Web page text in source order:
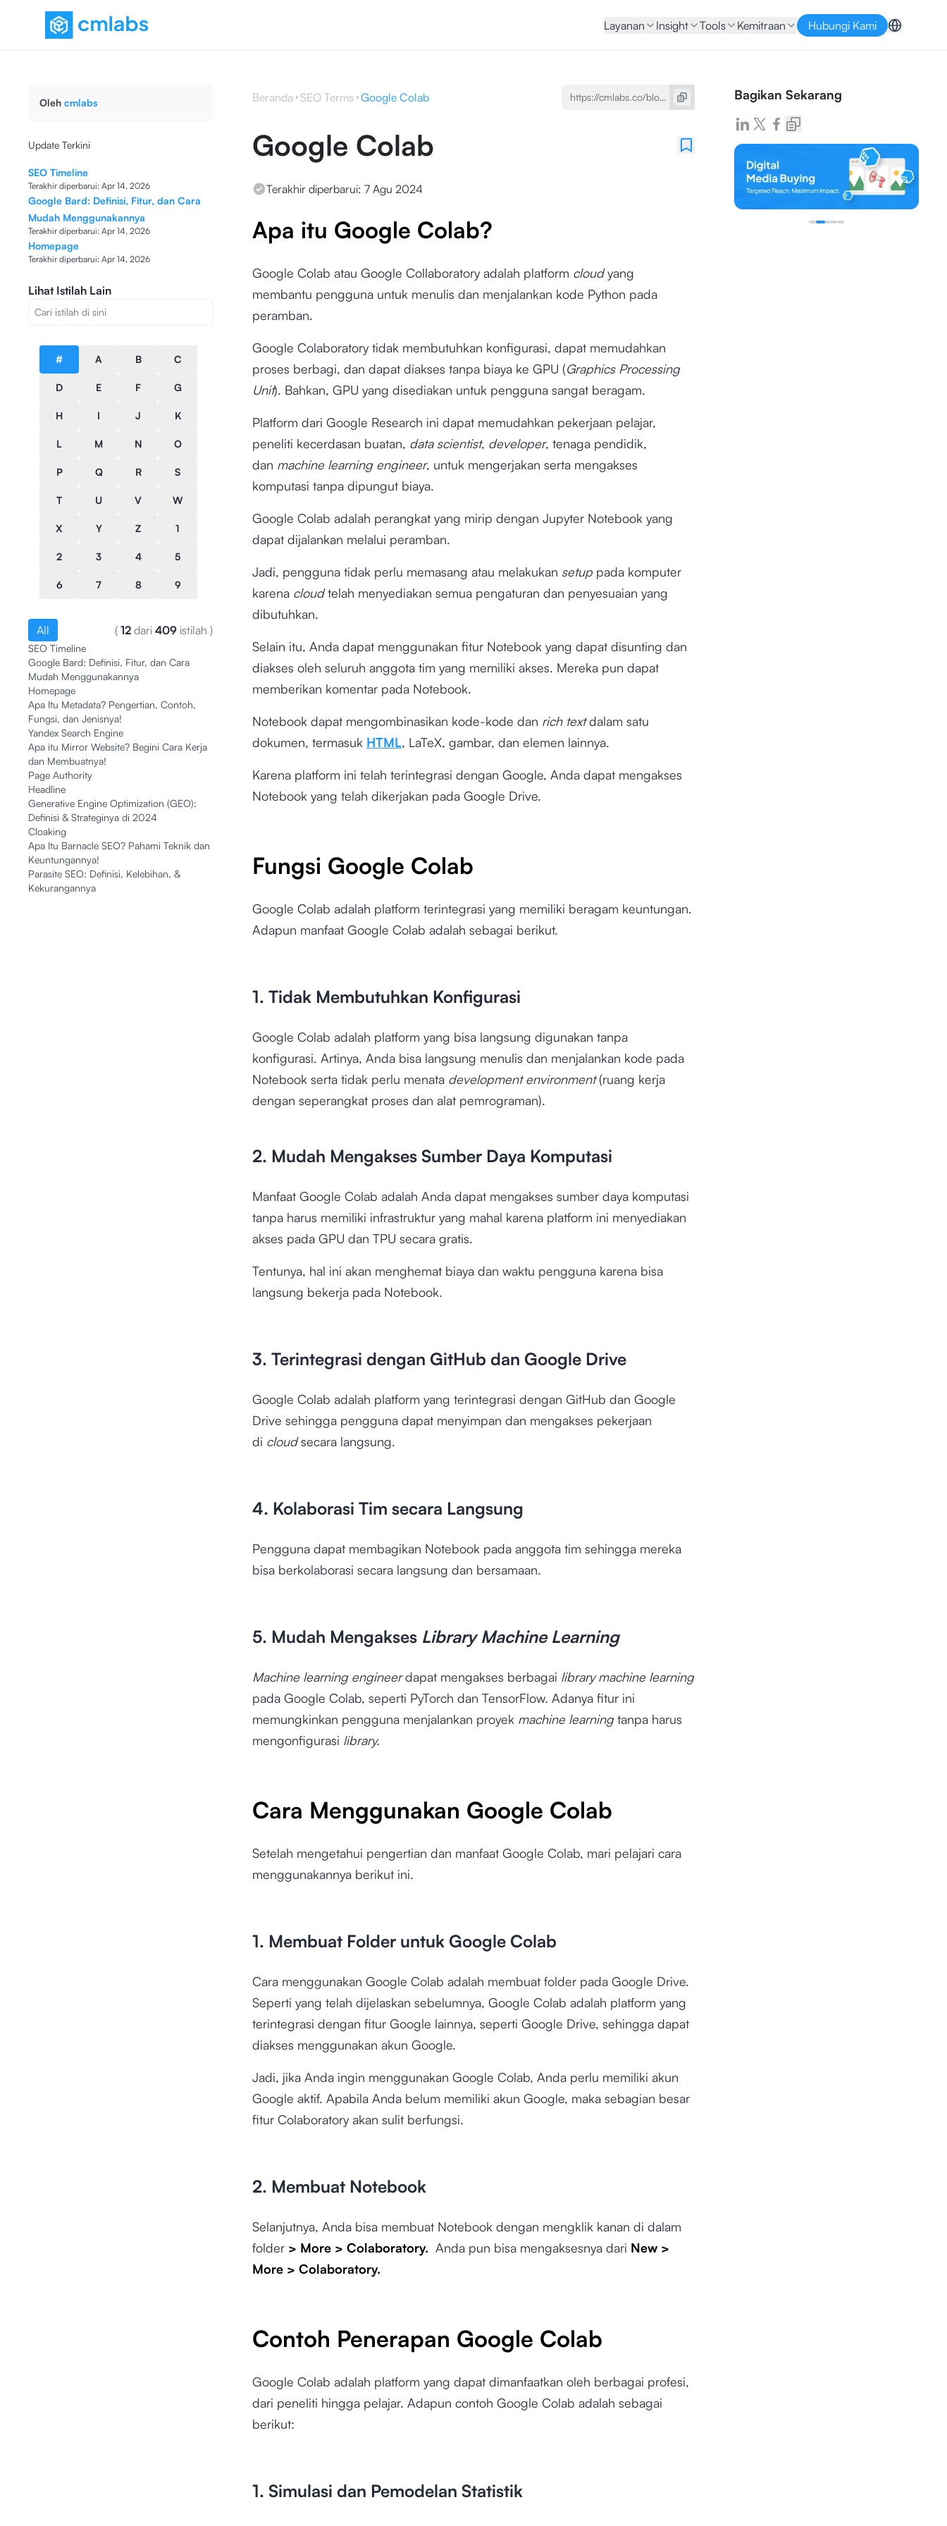
Layanan Insight Tools Kemitraan Hubungi Kami
Oleh cmlabs
Update Terkini
SEO Timeline
Terakhir diperbarui: Apr 14, 2026
Google Bard: Definisi, Fitur, dan Cara
Mudah Menggunakannya
Terakhir diperbarui: Apr 14, 2026
Homepage
Terakhir diperbarui: Apr 14, 2026
Lihat Istilah Lain
# A B C
D E F G
H I J K
L M N O
P Q R S
T U V W
X Y Z 1
2 3 4 5
6 7 8 9
All ( 12 dari 409 istilah )
SEO Timeline
Google Bard: Definisi, Fitur, dan Cara
Mudah Menggunakannya
Homepage
Apa Itu Metadata? Pengertian, Contoh,
Fungsi, dan Jenisnya!
Yandex Search Engine
Apa itu Mirror Website? Begini Cara Kerja
dan Membuatnya!
Page Authority
Headline
Generative Engine Optimization (GEO):
Definisi & Strateginya di 2024
Cloaking
Apa Itu Barnacle SEO? Pahami Teknik dan
Keuntungannya!
Parasite SEO: Definisi, Kelebihan, &
Kekurangannya
Beranda SEO Terms Google Colab
Google Colab
Terakhir diperbarui: 7 Agu 2024
Apa itu Google Colab?
Google Colab atau Google Collaboratory adalah platform cloudyang
membantu pengguna untuk menulis dan menjalankan kode Python pada
peramban.
Google Colaboratory tidak membutuhkan konfigurasi, dapat memudahkan
proses berbagi, dan dapat diakses tanpa biaya ke GPU (Graphics Processing
Unit). Bahkan, GPU yang disediakan untuk pengguna sangat beragam.
Platform dari Google Research ini dapat memudahkan pekerjaan pelajar,
peneliti kecerdasan buatan, data scientist, developer, tenaga pendidik,
dan machine learning engineer, untuk mengerjakan serta mengakses
komputasi tanpa dipungut biaya.
Google Colab adalah perangkat yang mirip dengan Jupyter Notebook yang
dapat dijalankan melalui peramban.
Jadi, pengguna tidak perlu memasang atau melakukan setuppada komputer
karena cloudtelah menyediakan semua pengaturan dan penyesuaian yang
dibutuhkan.
Selain itu, Anda dapat menggunakan fitur Notebook yang dapat disunting dan
diakses oleh seluruh anggota tim yang memiliki akses. Mereka pun dapat
memberikan komentar pada Notebook.
Notebook dapat mengombinasikan kode-kode dan rich textdalam satu
dokumen, termasuk HTML, LaTeX, gambar, dan elemen lainnya.
Karena platform ini telah terintegrasi dengan Google, Anda dapat mengakses
Notebook yang telah dikerjakan pada Google Drive.
Fungsi Google Colab
Google Colab adalah platform terintegrasi yang memiliki beragam keuntungan.
Adapun manfaat Google Colab adalah sebagai berikut.
1. Tidak Membutuhkan Konfigurasi
Google Colab adalah platform yang bisa langsung digunakan tanpa
konfigurasi. Artinya, Anda bisa langsung menulis dan menjalankan kode pada
Notebook serta tidak perlu menata development environment(ruang kerja
dengan seperangkat proses dan alat pemrograman).
2. Mudah Mengakses Sumber Daya Komputasi
Manfaat Google Colab adalah Anda dapat mengakses sumber daya komputasi
tanpa harus memiliki infrastruktur yang mahal karena platform ini menyediakan
akses pada GPU dan TPU secara gratis.
Tentunya, hal ini akan menghemat biaya dan waktu pengguna karena bisa
langsung bekerja pada Notebook.
3. Terintegrasi dengan GitHub dan Google Drive
Google Colab adalah platform yang terintegrasi dengan GitHub dan Google
Drive sehingga pengguna dapat menyimpan dan mengakses pekerjaan
di cloudsecara langsung.
4. Kolaborasi Tim secara Langsung
Pengguna dapat membagikan Notebook pada anggota tim sehingga mereka
bisa berkolaborasi secara langsung dan bersamaan.
5. Mudah Mengakses Library Machine Learning
Machine learning engineerdapat mengakses berbagai library machine learning
pada Google Colab, seperti PyTorch dan TensorFlow. Adanya fitur ini
memungkinkan pengguna menjalankan proyek machine learningtanpa harus
mengonfigurasi library.
Cara Menggunakan Google Colab
Setelah mengetahui pengertian dan manfaat Google Colab, mari pelajari cara
menggunakannya berikut ini.
1. Membuat Folder untuk Google Colab
Cara menggunakan Google Colab adalah membuat folder pada Google Drive.
Seperti yang telah dijelaskan sebelumnya, Google Colab adalah platform yang
terintegrasi dengan fitur Google lainnya, seperti Google Drive, sehingga dapat
diakses menggunakan akun Google.
Jadi, jika Anda ingin menggunakan Google Colab, Anda perlu memiliki akun
Google aktif. Apabila Anda belum memiliki akun Google, maka sebagian besar
fitur Colaboratory akan sulit berfungsi.
2. Membuat Notebook
Selanjutnya, Anda bisa membuat Notebook dengan mengklik kanan di dalam
folder > More > Colaboratory. Anda pun bisa mengaksesnya dari New >
More > Colaboratory.
Contoh Penerapan Google Colab
Google Colab adalah platform yang dapat dimanfaatkan oleh berbagai profesi,
dari peneliti hingga pelajar. Adapun contoh Google Colab adalah sebagai
berikut:
1. Simulasi dan Pemodelan Statistik
Bagikan Sekarang